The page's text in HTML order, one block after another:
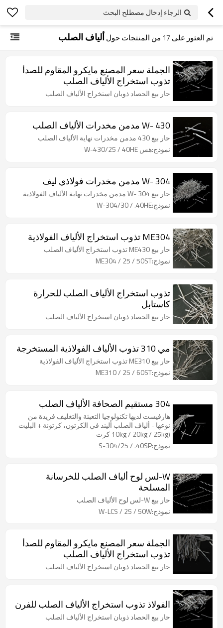
الرجاء إدخال مصطلح البحث
تم العثور على 17 من المنتجات حولألياف الصلب
الجملة سعر المصنع مايكرو المقاوم للصدأ
تذوب استخراج الألياف الصلب
حار بيع الحصاد ذوبان استخراج الألياف الصلب
W- 430 مدمن مخدرات الألياف الصلب
حار بيع 430 مدمن مخدرات نهاية الألياف الصلب
نموذج:هس W-430/25 / 40HE
W- 304 مدمن مخدرات فولاذي ليف
حار بيع W- 304 مدمن مخدرات نهاية الألياف الفولاذية
نموذج:W-304/30 / .40HE
ME304 تذوب استخراج الألياف الفولاذية
حار بيع ME430 تذوب استخراج الألياف الصلب
نموذج:ME304 / 25 / 50ST
تذوب استخراج الألياف الصلب للحرارة
كاستابل
حار بيع الحصاد ذوبان استخراج الألياف الصلب
مي 310 تذوب الألياف الفولاذية المستخرجة
حار بيع ME310 تذوب استخراج الألياف الفولاذية
نموذج:ME310 / 25 / 60ST
304 مستقيم الصحافة الألياف الصلب
هارفيست لديها تكنولوجيا التعبئة والتغليف فريدة من
نوعها - ألياف الصلب أليند في الكرتون، كرتونة + البليت
(10kg / 20kg / 25kg كرت
نموذج:S-304/25 / .40SP
W-لس لوح ألياف الصلب للخرسانة
المسلحة
حار بيع W-لس لوح الألياف الصلب
نموذج:W-LCS / 25 / 50W
الجملة سعر المصنع مايكرو المقاوم للصدأ
تذوب استخراج الألياف الصلب
حار بيع الحصاد ذوبان استخراج الألياف الصلب
الفولاذ تذوب استخراج الألياف الصلب للفرن
حار بيع الحصاد ذوبان استخراج الألياف الصلب